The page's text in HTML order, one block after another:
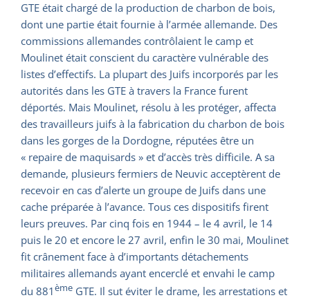
GTE était chargé de la production de charbon de bois,
dont une partie était fournie à l’armée allemande. Des
commissions allemandes contrôlaient le camp et
Moulinet était conscient du caractère vulnérable des
listes d’effectifs. La plupart des Juifs incorporés par les
autorités dans les GTE à travers la France furent
déportés. Mais Moulinet, résolu à les protéger, affecta
des travailleurs juifs à la fabrication du charbon de bois
dans les gorges de la Dordogne, réputées être un
« repaire de maquisards » et d’accès très difficile. A sa
demande, plusieurs fermiers de Neuvic acceptèrent de
recevoir en cas d’alerte un groupe de Juifs dans une
cache préparée à l’avance. Tous ces dispositifs firent
leurs preuves. Par cinq fois en 1944 – le 4 avril, le 14
puis le 20 et encore le 27 avril, enfin le 30 mai, Moulinet
fit crânement face à d’importants détachements
militaires allemands ayant encerclé et envahi le camp
du 881ème GTE. Il sut éviter le drame, les arrestations et